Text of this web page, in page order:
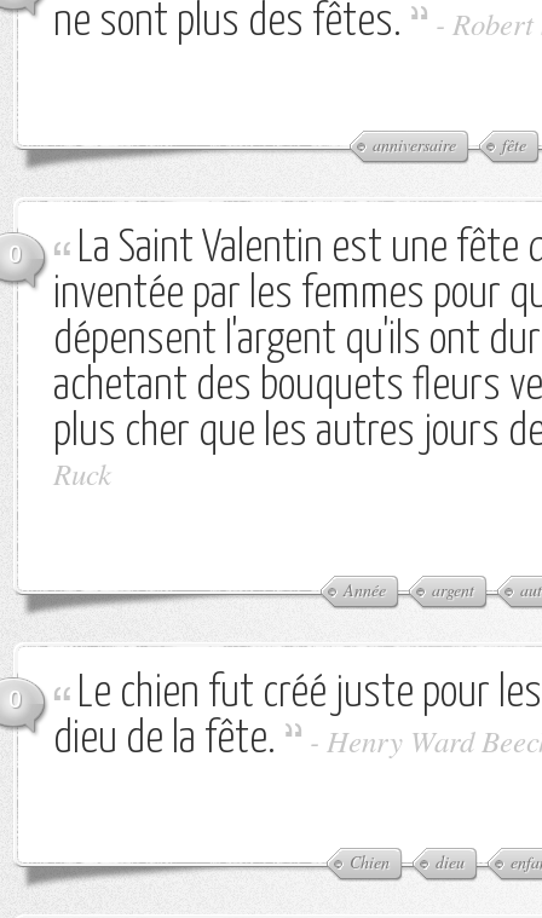
ne sont plus des fêtes.
-
anniversaire fête
0
La Saint Valentin est une fête
inventée par les femmes pour
dépensent l'argent qu'ils ont
achetant des bouquets fleurs
plus cher que les autres jours
Ruck
Année argent
0
Le chien fut créé juste pour
dieu de la fête.
- Henry Ward
Chien dieu